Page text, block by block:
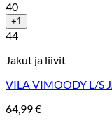
40
+1
44
Jakut ja liivit
VILA VIMOODY L/S
64,99€